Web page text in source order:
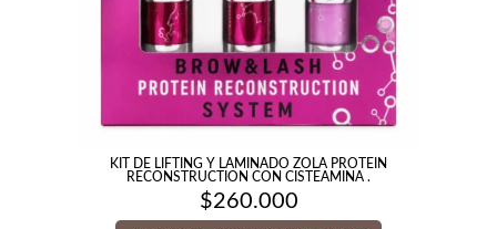
KIT DE LIFTING Y LAMINADO ZOLA PROTEIN
RECONSTRUCTION CON CISTEAMINA .
$260.000